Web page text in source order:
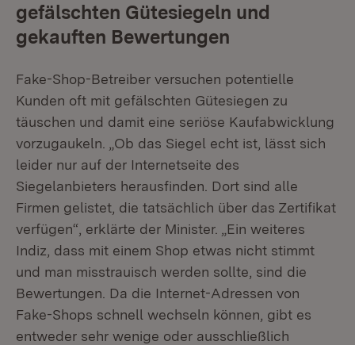
gefälschten Gütesiegeln und
gekauften Bewertungen
Fake-Shop-Betreiber versuchen potentielle
Kunden oft mit gefälschten Gütesiegen zu
täuschen und damit eine seriöse Kaufabwicklung
vorzugaukeln. „Ob das Siegel echt ist, lässt sich
leider nur auf der Internetseite des
Siegelanbieters herausfinden. Dort sind alle
Firmen gelistet, die tatsächlich über das Zertifikat
verfügen“, erklärte der Minister. „Ein weiteres
Indiz, dass mit einem Shop etwas nicht stimmt
und man misstrauisch werden sollte, sind die
Bewertungen. Da die Internet-Adressen von
Fake-Shops schnell wechseln können, gibt es
entweder sehr wenige oder ausschließlich